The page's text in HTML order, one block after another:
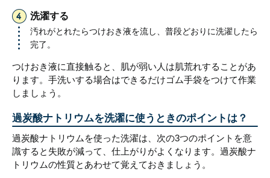
洗濯する
汚れがとれたらつけおき液を流し、普段どおりに洗濯したら
完了。
つけおき液に直接触ると、肌が弱い人は肌荒れすることがあ
ります。手洗いする場合はできるだけゴム手袋をつけて作業
しましょう。
過炭酸ナトリウムを洗濯に使うときのポイントは？
過炭酸ナトリウムを使った洗濯は、次の3つのポイントを意
識すると失敗が減って、仕上がりがよくなります。過炭酸ナ
トリウムの性質とあわせて覚えておきましょう。